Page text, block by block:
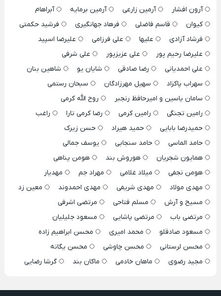
آرون افشار
آرمین زارعی آرمین برمایه
آبراهام
کیوان
قاسم فاضلی فرهاد جهانگیری
فرشید حکمتی
فرشاد آزادی
علیها علی فرزامی
علیرضا اسپید
علیرضا رحیم پور
علی عزیزپور
علی شرفی
علی احمدیانی
رضا صادقی شایان یو
شاهین بنان
سهراب پاکزاد
سهیل مهرزادگان
سبحان رستمی
سامان یاسین و امیرحافظ رنجبر
روح الله کرمی
رامین تجنگی
رامین کرمی رضا کرمی تارا
راغب
حمیدرضا بابایی
حمید هیراد
حسن زیرک
حامد الماسی
حامد سنجابی
یوسف جمالی
همایون شجریان
هوروش بند
هومن پناهی
هومن نجفی
میلاد غلامی مهراد جم
مهدیار
مهدی مولاد
مهدی شریفی مهدی احمدوند
معین زد
مسیح و آرش
مسلم فتاحی
مرتضی اشرفی
مرتضی باب
مرتضی پاشایی
مسعود جلیلیان
مسعود صادقلو
محمد امیری
محسن ابراهیم زاده
محسن لرستانی
محسن چاوشی
محسن یگانه
مجید رضوی
ماهان خادمی ماکان بند گرشا رضایی